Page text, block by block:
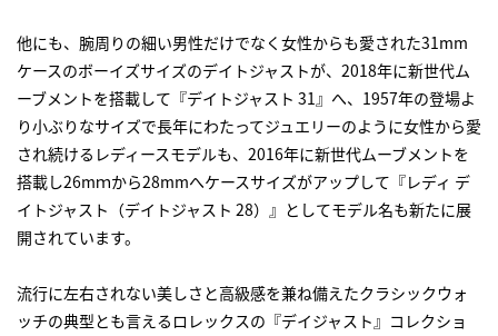
他にも、腕周りの細い男性だけでなく女性からも愛された31mm
ケースのボーイズサイズのデイトジャストが、2018年に新世代ム
ーブメントを搭載して『デイトジャスト 31』へ、1957年の登場よ
り小ぶりなサイズで長年にわたってジュエリーのように女性から愛
され続けるレディースモデルも、2016年に新世代ムーブメントを
搭載し26mｍから28mmへケースサイズがアップして『レディ デ
イトジャスト（デイトジャスト 28）』としてモデル名も新たに展
開されています。
流行に左右されない美しさと高級感を兼ね備えたクラシックウォ
ッチの典型とも言えるロレックスの『デイジャスト』コレクショ